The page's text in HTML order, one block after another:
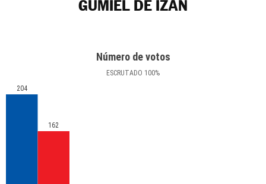
GUMIEL DE IZÁN
Número de votos
ESCRUTADO 100%
204
162